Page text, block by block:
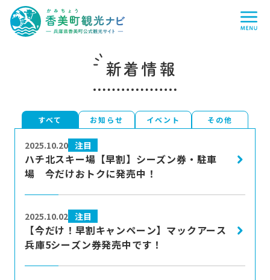
香
美
町光
ナ
ビ
-
兵
庫
県
香
美
町
公
式
観
光
サ
イ
ト
新着情報
すべて お知らせ イベント その他
ハチ北スキー場【早割】シーズン券・駐車
場 今だけおトクに発売中！
2025.10.20 注目
more
【今だけ！早割キャンペーン】マックアース
兵庫5シーズン券発売中です！
2025.10.02 注目
more
more